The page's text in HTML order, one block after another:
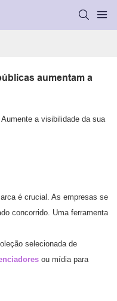
aumentam a
a visibilidade da sua
é crucial. As empresas se
concorrido. Uma ferramenta
selecionada de
ou mídia para